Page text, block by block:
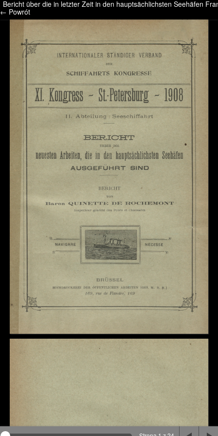
/* */ /* */ /* pliki_strona_po_stronie */
Bericht über die in letzter Zeit in den hauptsächlichsten Seehäfen
← Powrót
Na stronie wykorzystywane są pliki cookie, bądź
podobne rozwiązania. Aby poznać szczegóły zapoznaj
polityką prywatności